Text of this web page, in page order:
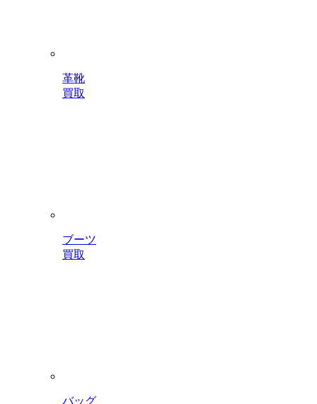
革靴
買取
ブーツ
買取
バッグ